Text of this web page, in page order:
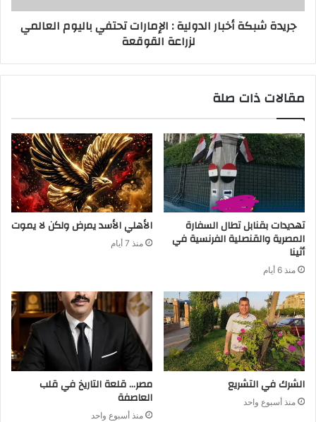
جريدة شبكة أخبار الدولية : الإمارات تحتفي باليوم العالمي
لزراعة القوقعة
مقالات ذات صلة
تهديدات بقنابل تطال السفارة
المصرية والقنصلية الفرنسية في
أثينا
منذ 6 أيام
الأهلي الأسد يمرض ولكن لا يموت
منذ 7 أيام
الشرك في التشريع
منذ أسبوع واحد
مصر… قلعة التاريخ في قلب
العاصفة
منذ أسبوع واحد